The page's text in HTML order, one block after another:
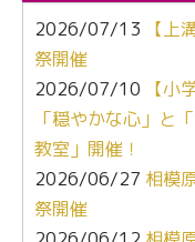
2026/07/13
【上
祭開催
2026/07/10
【小
「穏やかな心」と
教室」開催！
2026/06/27 相模
祭開催